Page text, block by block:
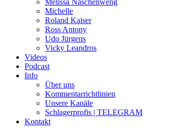
Melissa Naschenweng
Michelle
Roland Kaiser
Ross Antony
Udo Jürgens
Vicky Leandros
Videos
Podcast
Info
Über uns
Kommentarrichtlinien
Unsere Kanäle
Schlagerprofis | TELEGRAM
Kontakt